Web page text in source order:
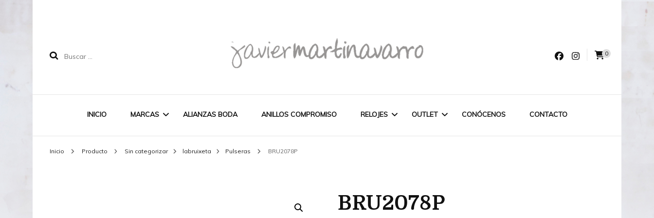
Buscar:
Joyería Javier Martinavarro
0
INICIO MARCAS ALIANZAS BODA ANILLOS COMPROMISO RELOJES
CASIO
OUTLET CONÓCENOS CONTACTO
Inicio Producto Sin categorizar labruixeta Pulseras BRU2078P
BRU2078P